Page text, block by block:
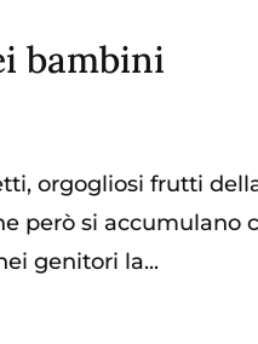
bambini
orgogliosi frutti
però si accumulano
genitori la...